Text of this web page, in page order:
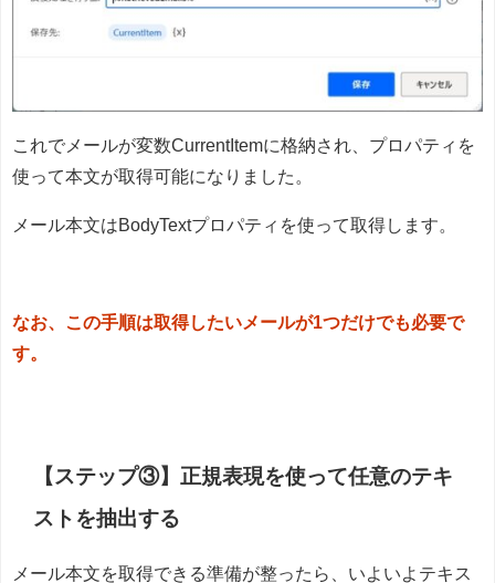
これでメールが変数CurrentItemに格納され、プロパティを
使って本文が取得可能になりました。
メール本文はBodyTextプロパティを使って取得します。
なお、この手順は取得したいメールが1つだけでも必要で
す。
【ステップ③】正規表現を使って任意のテキ
ストを抽出する
メール本文を取得できる準備が整ったら、いよいよテキス